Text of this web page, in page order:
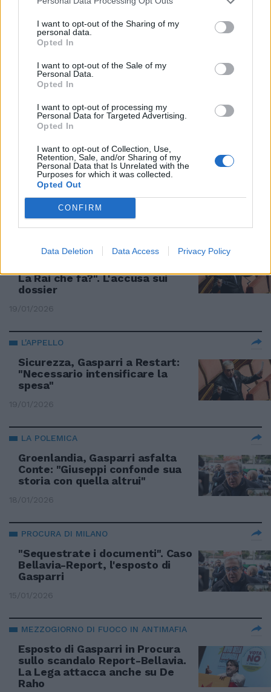
I want to opt-out of the Sharing of my
personal data.
Opted In
I want to opt-out of the Sale of my
Personal Data.
Opted In
I want to opt-out of processing my
Personal Data for Targeted Advertising.
Opted In
I want to opt-out of Collection, Use,
Retention, Sale, and/or Sharing of my
Personal Data that Is Unrelated with the
Purposes for which it was collected.
Opted Out
CONFIRM
Data Deletion Data Access Privacy Policy
“Vergogna”
04/02/2026
Delrio partecipa all’evento
promosso da Gasparri. Così
27/01/2026
Bellavia, Gasparri presenta una
nuova interrogazione
21/01/2026
Gasparri azzanna Report:
La Rai che fa?". L'accusa sui
dossier
19/01/2026
L'APPELLO
Sicurezza, Gasparri a Restart:
"Necessario intensificare la
spesa"
19/01/2026
LA POLEMICA
Groenlandia, Gasparri asfalta
Conte: "Giuseppi confonde sua
storia con quella altrui"
18/01/2026
PROCURA DI MILANO
"Sequestrate i documenti". Caso
Bellavia-Report, l'esposto di
Gasparri
15/01/2026
MEZZOGIORNO DI FUOCO IN ANTIMAFIA
Esposto di Gasparri in Procura
sullo scandalo Report-Bellavia.
La Lega attacca anche su De
Raho